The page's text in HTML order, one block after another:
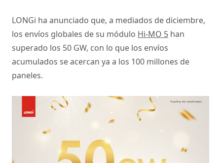
LONGi ha anunciado que, a mediados de diciembre,
los envíos globales de su módulo Hi-MO 5 han
superado los 50 GW, con lo que los envíos
acumulados se acercan ya a los 100 millones de
paneles.